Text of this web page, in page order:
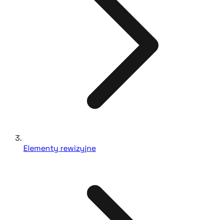
Elementy rewizyjne